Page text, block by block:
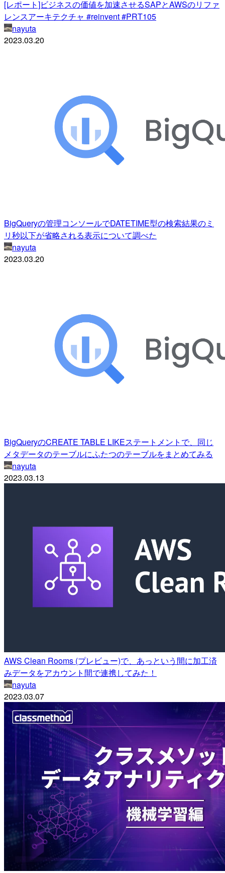
[レポート]ビジネスの価値を加速させるSAPとAWSのリファ
レンスアーキテクチャ #reinvent #PRT105
nayuta
2023.03.20
BigQueryの管理コンソールでDATETIME型の検索結果のミ
リ秒以下が省略される表示について調べた
nayuta
2023.03.20
BigQueryのCREATE TABLE LIKEステートメントで、同じ
メタデータのテーブルにふたつのテーブルをまとめてみる
nayuta
2023.03.13
AWS Clean Rooms (プレビュー)で、あっという間に加工済
みデータをアカウント間で連携してみた！
nayuta
2023.03.07